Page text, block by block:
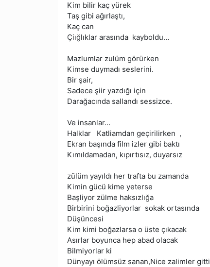
Kim bilir kaç yürek
Taş gibi ağırlaştı,
Kaç can
Çiığlıklar arasında kayboldu…
Mazlumlar zulüm görürken
Kimse duymadı seslerini.
Bir şair,
Sadece şiir yazdığı için
Darağacında sallandı sessizce.
Ve insanlar…
Halklar Katliamdan geçirilirken ,
Ekran başında film izler gibi baktı
Kımıldamadan, kıpırtısız, duyarsız
zülüm yayıldı her trafta bu zamanda
Kimin gücü kime yeterse
Başliyor zülme haksızlığa
Birbirini boğazliyorlar sokak ortasında
Düşüncesi
Kim kimi boğazlarsa o üste çıkacak
Asırlar boyunca hep abad olacak
Bilmiyorlar ki
Dünyayı ölümsüz sanan,Nice zalimler gitti